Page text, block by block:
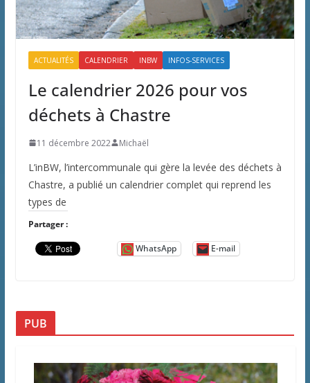
ACTUALITÉS CALENDRIER INBW INFOS-SERVICES
Le calendrier 2026 pour vos
déchets à Chastre
11 décembre 2022 Michaël
L’inBW, l’intercommunale qui gère la levée des déchets à
Chastre, a publié un calendrier complet qui reprend les
types de
Partager :
WhatsApp E-mail
PUB